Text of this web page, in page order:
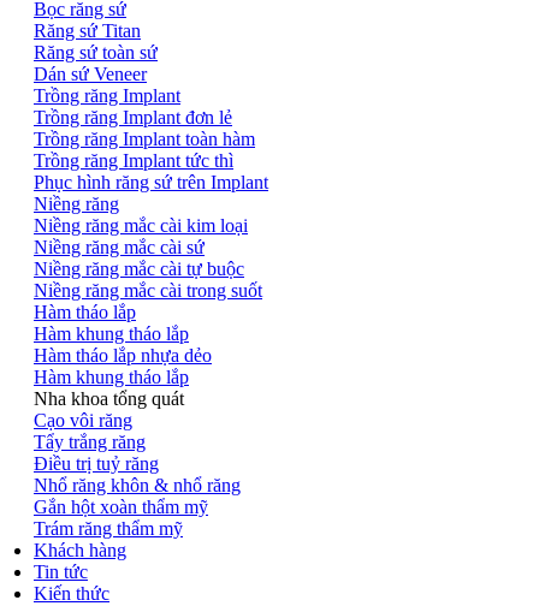
Bọc răng sứ
Răng sứ Titan
Răng sứ toàn sứ
Dán sứ Veneer
Trồng răng Implant
Trồng răng Implant đơn lẻ
Trồng răng Implant toàn hàm
Trồng răng Implant tức thì
Phục hình răng sứ trên Implant
Niềng răng
Niềng răng mắc cài kim loại
Niềng răng mắc cài sứ
Niềng răng mắc cài tự buộc
Niềng răng mắc cài trong suốt
Hàm tháo lắp
Hàm khung tháo lắp
Hàm tháo lắp nhựa dẻo
Hàm khung tháo lắp
Nha khoa tổng quát
Cạo vôi răng
Tẩy trắng răng
Điều trị tuỷ răng
Nhổ răng khôn & nhổ răng
Gắn hột xoàn thẩm mỹ
Trám răng thẩm mỹ
Khách hàng
Tin tức
Kiến thức